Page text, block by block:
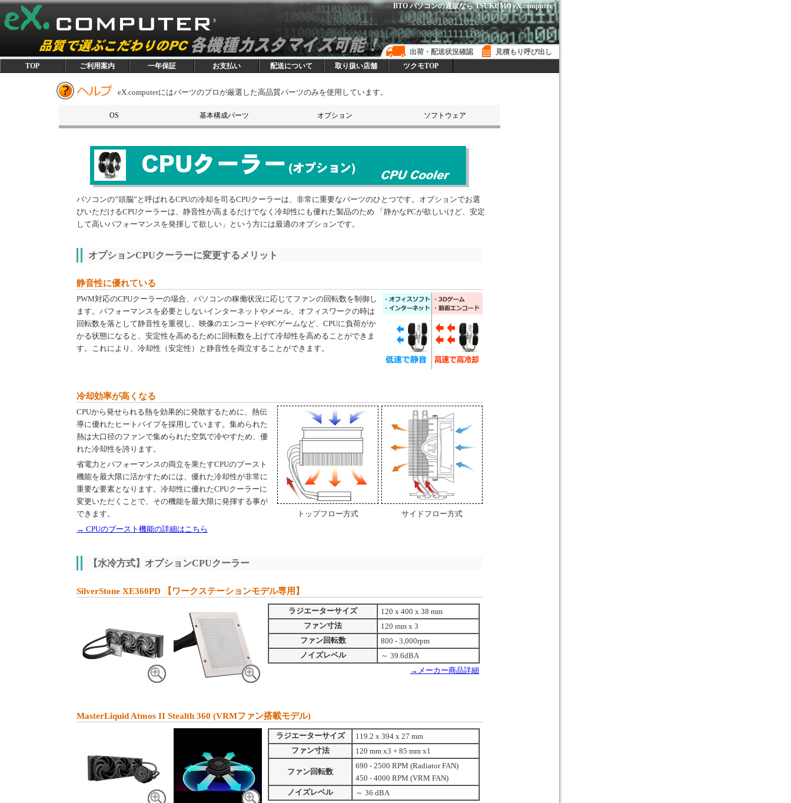
BTO パソコンの通販なら TSUKUMO eX.computer
出荷・配送状況確認
見積もり呼び出し
TOP
ご利用案内 一年保証 お支払い 配送について 取り扱い店舗 ツクモTOP
eX.computerにはパーツのプロが厳選した高品質パーツのみを使用しています。
OS 基本構成パーツ オプション ソフトウェア
パソコンの”頭脳”と呼ばれるCPUの冷却を司るCPUクーラーは、非常に重要なパーツのひとつです。オプションでお選
びいただけるCPUクーラーは、静音性が高まるだけでなく冷却性にも優れた製品のため 「静かなPCが欲しいけど、安定
して高いパフォーマンスを発揮して欲しい」という方には最適のオプションです。
オプションCPUクーラーに変更するメリット
静音性に優れている
PWM対応のCPUクーラーの場合、パソコンの稼働状況に応じてファンの回転数を制御し
ます。パフォーマンスを必要としないインターネットやメール、オフィスワークの時は
回転数を落として静音性を重視し、映像のエンコードやPCゲームなど、CPUに負荷がか
かる状態になると、安定性を高めるために回転数を上げて冷却性を高めることができま
す。これにより、冷却性（安定性）と静音性を両立することができます。
冷却効率が高くなる
CPUから発せられる熱を効果的に発散するために、熱伝
導に優れたヒートパイプを採用しています。集められた
熱は大口径のファンで集められた空気で冷やすため、優
れた冷却性を誇ります。
トップフロー方式 サイドフロー方式
省電力とパフォーマンスの両立を果たすCPUのブースト
機能を最大限に活かすためには、優れた冷却性が非常に
重要な要素となります。冷却性に優れたCPUクーラーに
変更いただくことで、その機能を最大限に発揮する事が
できます。
→ CPUのブースト機能の詳細はこちら
【水冷方式】オプションCPUクーラー
SilverStone XE360PD 【ワークステーションモデル専用】
ラジエーターサイズ
120 x 400 x 38 mm
ファン寸法
120 mm x 3
ファン回転数
800 - 3,000rpm
ノイズレベル
～ 39.6dBA
→メーカー商品詳細
MasterLiquid Atmos II Stealth 360 (VRMファン搭載モデル)
ラジエーターサイズ
119.2 x 394 x 27 mm
ファン寸法
120 mm x3 + 85 mm x1
ファン回転数
690 - 2500 RPM (Radiator FAN)
450 - 4000 RPM (VRM FAN)
ノイズレベル
～ 36 dBA